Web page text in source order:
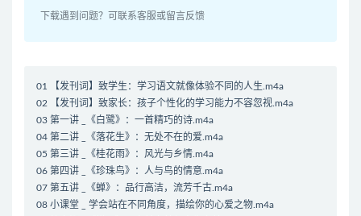
下载遇到问题？可联系客服或留言反馈
01 【发刊词】致学生：学习语文就像体验不同的人生.m4a
02 【发刊词】致家长：孩子个性化的学习能力不容忽视.m4a
03 第一讲 _《白鹭》：一首精巧的诗.m4a
04 第二讲 _《落花生》：无处不在的爱.m4a
05 第三讲 _《桂花雨》：风光与乡情.m4a
06 第四讲 _《珍珠鸟》：人与鸟的情意.m4a
07 第五讲 _《蝉》：品行高洁，流芳千古.m4a
08 小课堂 _ 学会站在不同角度，描绘你的心爱之物.m4a